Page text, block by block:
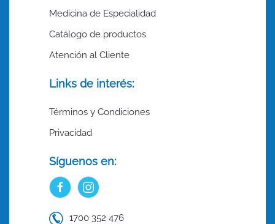
Medicina de Especialidad
Catálogo de productos
Atención al Cliente
Links de interés:
Términos y Condiciones
Privacidad
Síguenos en:
1700 352 476